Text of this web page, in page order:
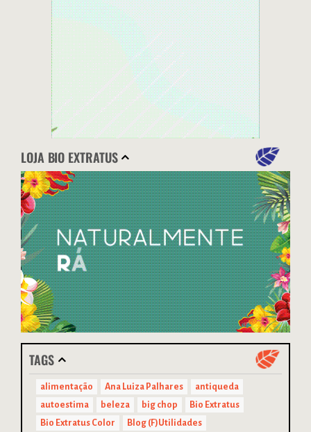
LOJA BIO EXTRATUS
TAGS
alimentação Ana Luiza Palhares
antiqueda
autoestima
beleza big chop
Bio Extratus
Bio Extratus Color
Blog (F)Utilidades